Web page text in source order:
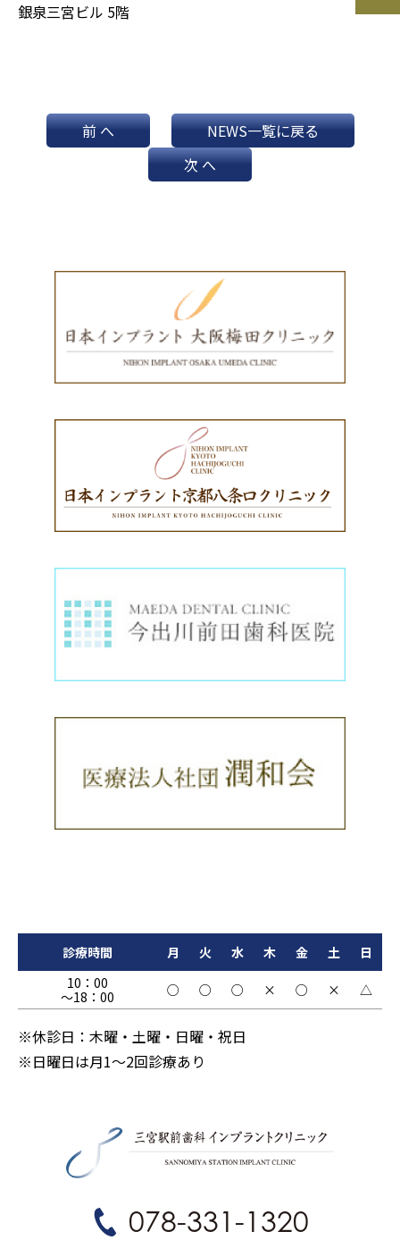
銀泉三宮ビル 5階
前 へ
NEWS一覧に戻る
次 へ
078-331-1320
診療時間 月 火 水 木 金 土
日
10：00
～18：00
○ ○ ○ × ○ × △
※休診日：木曜・土曜・日曜・祝日
※日曜日は月1〜2回診療あり